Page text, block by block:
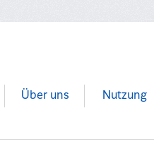
Über uns Nutzung